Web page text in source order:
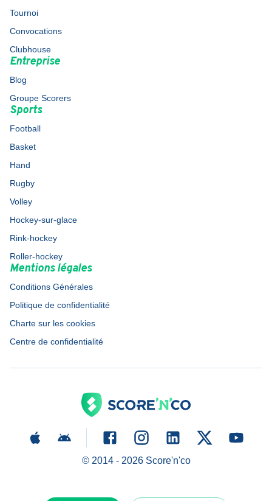
Tournoi
Convocations
Clubhouse
Entreprise
Blog
Groupe Scorers
Sports
Football
Basket
Hand
Rugby
Volley
Hockey-sur-glace
Rink-hockey
Roller-hockey
Mentions légales
Conditions Générales
Politique de confidentialité
Charte sur les cookies
Centre de confidentialité
© 2014 - 2026Score'n'co